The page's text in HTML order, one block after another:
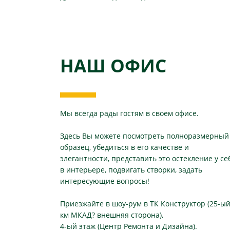
НАШ ОФИС
Мы всегда рады гостям в своем офисе.
Здесь Вы можете посмотреть полноразмерный
образец, убедиться в его качестве и
элегантности, представить это остекление у
в интерьере, подвигать створки, задать
интересующие вопросы!
Приезжайте в шоу-рум в ТК Конструктор (25-ый
км МКАД? внешняя сторона),
4-ый этаж (Центр Ремонта и Дизайна).